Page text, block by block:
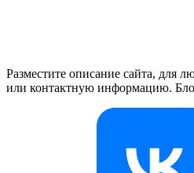
Разместите описание сайта, для
или контактную информацию.